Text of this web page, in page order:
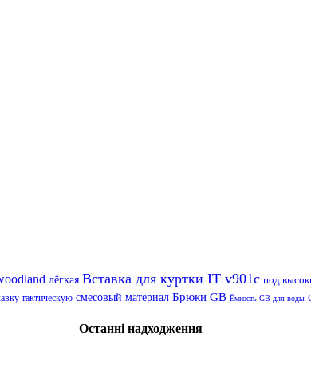
лёгкая Вставка для куртки IT v901c под
тактическую смесовый материал Брюки GB Ёмкость GB для воды
Останні надходження